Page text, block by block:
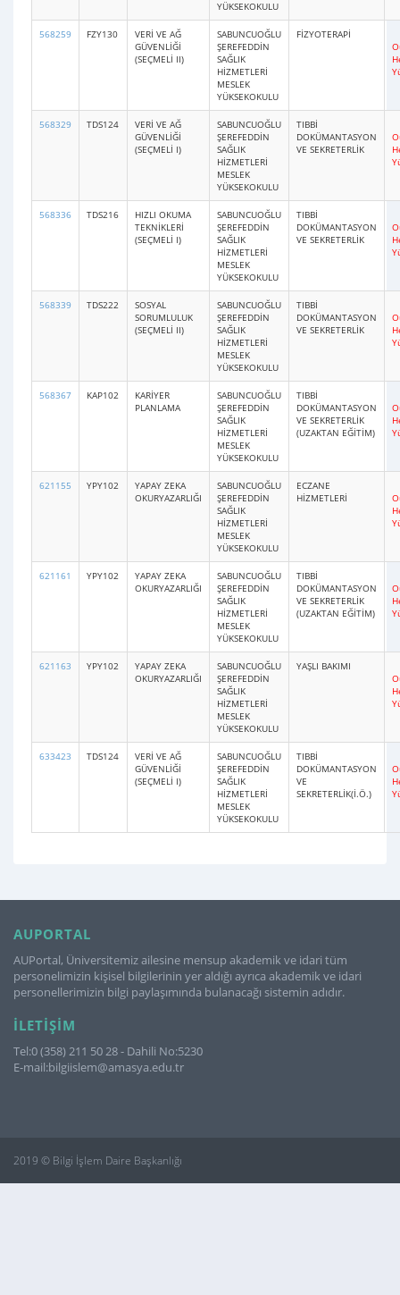
YÜKSEKOKULU
568259 FZY130
VERİ VE AĞ
GÜVENLİĞİ
(SEÇMELİ II)
SABUNCUOĞLU
ŞEREFEDDİN
SAĞLIK
HİZMETLERİ
MESLEK
YÜKSEKOKULU
FİZYOTERAPİ
568329 TDS124
VERİ VE AĞ
GÜVENLİĞİ
(SEÇMELİ I)
SABUNCUOĞLU
ŞEREFEDDİN
SAĞLIK
HİZMETLERİ
MESLEK
YÜKSEKOKULU
TIBBİ
DOKÜMANTASYON
VE SEKRETERLİK
568336 TDS216
HIZLI OKUMA
TEKNİKLERİ
(SEÇMELİ I)
SABUNCUOĞLU
ŞEREFEDDİN
SAĞLIK
HİZMETLERİ
MESLEK
YÜKSEKOKULU
TIBBİ
DOKÜMANTASYON
VE SEKRETERLİK
568339 TDS222
SOSYAL
SORUMLULUK
(SEÇMELİ II)
SABUNCUOĞLU
ŞEREFEDDİN
SAĞLIK
HİZMETLERİ
MESLEK
YÜKSEKOKULU
TIBBİ
DOKÜMANTASYON
VE SEKRETERLİK
568367 KAP102
KARİYER
PLANLAMA
SABUNCUOĞLU
ŞEREFEDDİN
SAĞLIK
HİZMETLERİ
MESLEK
YÜKSEKOKULU
TIBBİ
DOKÜMANTASYON
VE SEKRETERLİK
(UZAKTAN EĞİTİM)
621155 YPY102
YAPAY ZEKA
OKURYAZARLIĞI
SABUNCUOĞLU
ŞEREFEDDİN
SAĞLIK
HİZMETLERİ
MESLEK
YÜKSEKOKULU
ECZANE
HİZMETLERİ
621161 YPY102
YAPAY ZEKA
OKURYAZARLIĞI
SABUNCUOĞLU
ŞEREFEDDİN
SAĞLIK
HİZMETLERİ
MESLEK
YÜKSEKOKULU
TIBBİ
DOKÜMANTASYON
VE SEKRETERLİK
(UZAKTAN EĞİTİM)
621163 YPY102
YAPAY ZEKA
OKURYAZARLIĞI
SABUNCUOĞLU
ŞEREFEDDİN
SAĞLIK
HİZMETLERİ
MESLEK
YÜKSEKOKULU
YAŞLI BAKIMI
633423 TDS124
VERİ VE AĞ
GÜVENLİĞİ
(SEÇMELİ I)
SABUNCUOĞLU
ŞEREFEDDİN
SAĞLIK
HİZMETLERİ
MESLEK
YÜKSEKOKULU
TIBBİ
DOKÜMANTASYON
VE
SEKRETERLİK(İ.Ö.)
AUPORTAL
AUPortal, Üniversitemiz ailesine mensup akademik ve idari tüm
personelimizin kişisel bilgilerinin yer aldığı ayrıca akademik ve idari
personellerimizin bilgi paylaşımında bulanacağı sistemin adıdır.
İLETIŞIM
Tel:0 (358) 211 50 28 - Dahili No:5230
E-mail:bilgiislem@amasya.edu.tr
2019 © Bilgi İşlem Daire Başkanlığı